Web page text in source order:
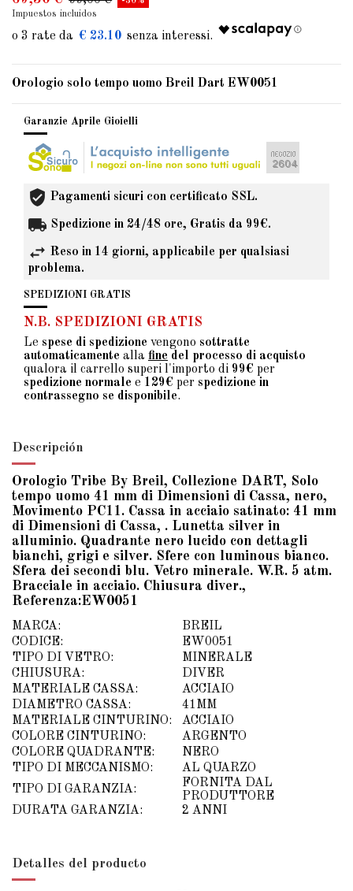
Impuestos incluidos
€ 23.10
Orologio solo tempo uomo Breil Dart EW0051
Garanzie Aprile Gioielli
Pagamenti sicuri con certificato SSL.
Spedizione in 24/48 ore, Gratis da 99€.
Reso in 14 giorni, applicabile per qualsiasi
problema.
SPEDIZIONI GRATIS
N.B. SPEDIZIONI GRATIS
Le spese di spedizione vengono sottratte
automaticamente alla fine del processo di acquisto
qualora il carrello superi l'importo di 99€ per
spedizione normale e 129€ per spedizione in
contrassegno se disponibile.
Descripción
Orologio Tribe By Breil, Collezione DART, Solo
tempo uomo 41 mm di Dimensioni di Cassa, nero,
Movimento PC11. Cassa in acciaio satinato: 41 mm
di Dimensioni di Cassa, . Lunetta silver in
alluminio. Quadrante nero lucido con dettagli
bianchi, grigi e silver. Sfere con luminous bianco.
Sfera dei secondi blu. Vetro minerale. W.R. 5 atm.
Bracciale in acciaio. Chiusura diver.,
Referenza:EW0051
MARCA:
BREIL
CODICE:
EW0051
TIPO DI VETRO:
MINERALE
CHIUSURA:
DIVER
MATERIALE CASSA:
ACCIAIO
DIAMETRO CASSA:
41MM
MATERIALE CINTURINO:
ACCIAIO
COLORE CINTURINO:
ARGENTO
COLORE QUADRANTE:
NERO
TIPO DI MECCANISMO:
AL QUARZO
TIPO DI GARANZIA:
FORNITA DAL
PRODUTTORE
DURATA GARANZIA:
2 ANNI
Detalles del producto